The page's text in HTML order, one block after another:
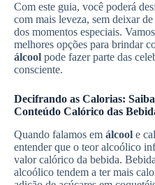
Com este guia, você poderá
com mais leveza, sem deixar
dos momentos especiais.
melhores opções para brindar
álcool pode fazer parte das
consciente.
Decifrando as Calorias:
Conteúdo Calórico das
Quando falamos em álcool e
entender que o teor alcoólico
valor calórico da bebida.
alcoólico tendem a ter mais